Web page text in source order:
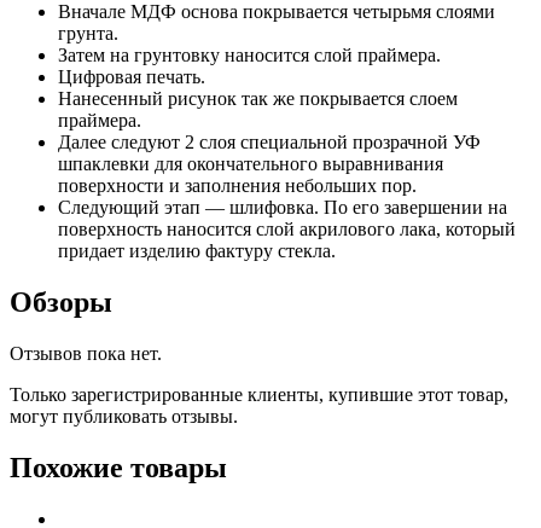
Вначале МДФ основа покрывается четырьмя слоями
грунта.
Затем на грунтовку наносится слой праймера.
Цифровая печать.
Нанесенный рисунок так же покрывается слоем
праймера.
Далее следуют 2 слоя специальной прозрачной УФ
шпаклевки для окончательного выравнивания
поверхности и заполнения небольших пор.
Следующий этап — шлифовка. По его завершении на
поверхность наносится слой акрилового лака, который
придает изделию фактуру стекла.
Обзоры
Отзывов пока нет.
Только зарегистрированные клиенты, купившие этот товар,
могут публиковать отзывы.
Похожие товары